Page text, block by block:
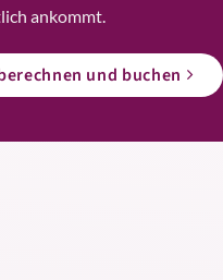
ankommt.
und buchen